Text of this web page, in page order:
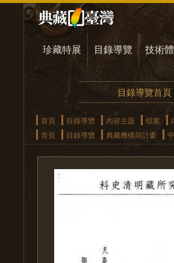
珍藏特展 目錄導覽 技術
目錄導覽首頁
首頁 目錄導覽 內容主題 檔案
首頁
目錄導覽 典藏機構與計畫